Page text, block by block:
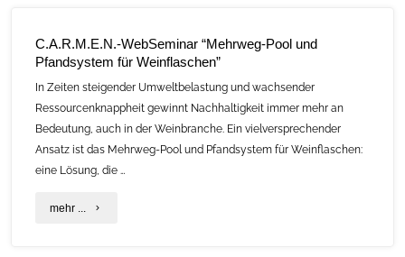
im
Naturkostmarkt”"
C.A.R.M.E.N.-WebSeminar “Mehrweg-Pool und
Pfandsystem für Weinflaschen”
In Zeiten steigender Umweltbelastung und wachsender
Ressourcenknappheit gewinnt Nachhaltigkeit immer mehr an
Bedeutung, auch in der Weinbranche. Ein vielversprechender
Ansatz ist das Mehrweg-Pool und Pfandsystem für Weinflaschen:
eine Lösung, die …
mehr ... "C.A.R.M.E.N.-